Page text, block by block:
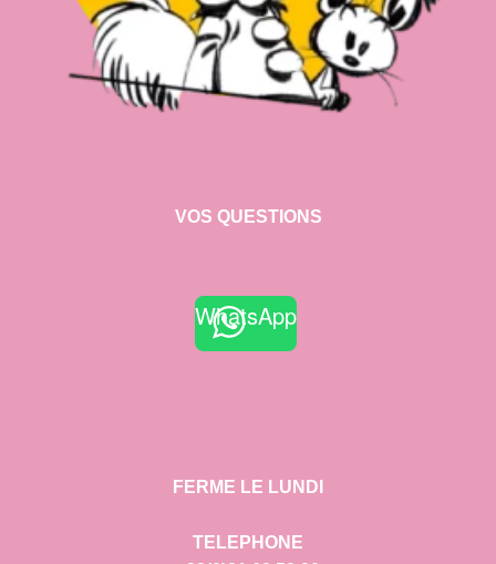
VOS QUESTIONS
WhatsApp
FERME LE LUNDI
TELEPHONE